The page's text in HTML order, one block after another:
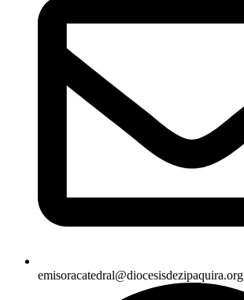
emisoracatedral@diocesisdezipaquira.org